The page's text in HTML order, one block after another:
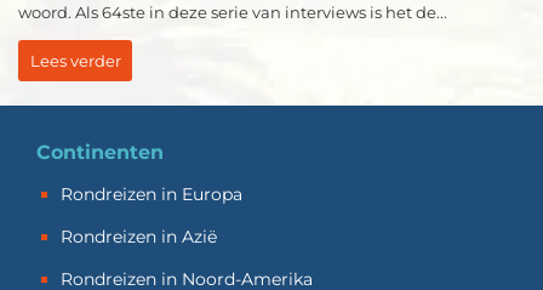
woord. Als 64ste in deze serie van interviews is het de...
Lees verder
Continenten
Rondreizen in Europa
Rondreizen in Azië
Rondreizen in Noord-Amerika